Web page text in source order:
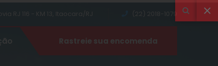
RJ 116 - KM 13, Itaocara/RJ (22) 2018-1079
Rastreie sua encomenda